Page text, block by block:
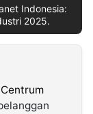
Indonesia:
2025.